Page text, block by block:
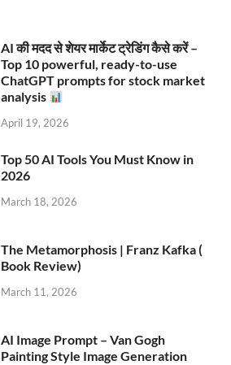
AI की मदद से शेयर मार्केट ट्रेडिंग कैसे करें –
Top 10 powerful, ready-to-use
ChatGPT prompts for stock market
analysis
April 19, 2026
Top 50 AI Tools You Must Know in
2026
March 18, 2026
The Metamorphosis | Franz Kafka (
Book Review)
March 11, 2026
AI Image Prompt – Van Gogh
Painting Style Image Generation